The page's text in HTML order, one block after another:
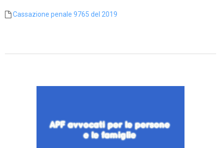
Cassazione penale 9765 del 2019